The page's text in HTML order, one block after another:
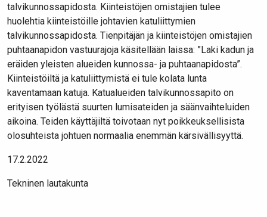
talvikunnossapidosta. Kiinteistöjen omistajien tulee
huolehtia kiinteistöille johtavien katuliittymien
talvikunnossapidosta. Tienpitäjän ja kiinteistöjen omistajien
puhtaanapidon vastuurajoja käsitellään laissa: ”Laki kadun ja
eräiden yleisten alueiden kunnossa- ja puhtaanapidosta”.
Kiinteistöiltä ja katuliittymistä ei tule kolata lunta
kaventamaan katuja. Katualueiden talvikunnossapito on
erityisen työlästä suurten lumisateiden ja säänvaihteluiden
aikoina. Teiden käyttäjiltä toivotaan nyt poikkeuksellisista
olosuhteista johtuen normaalia enemmän kärsivällisyyttä.
17.2.2022
Tekninen lautakunta